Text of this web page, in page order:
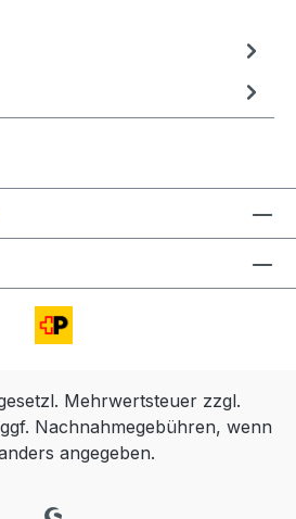
Mehrwertsteuer zzgl.
Nachnahmegebühren, wenn
angegeben.